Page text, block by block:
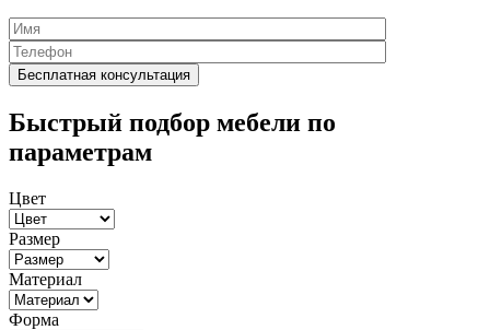
Быстрый подбор мебели по
параметрам
Цвет
Размер
Материал
Форма